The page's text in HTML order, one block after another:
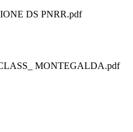
DS PNRR.pdf
MONTEGALDA.pdf